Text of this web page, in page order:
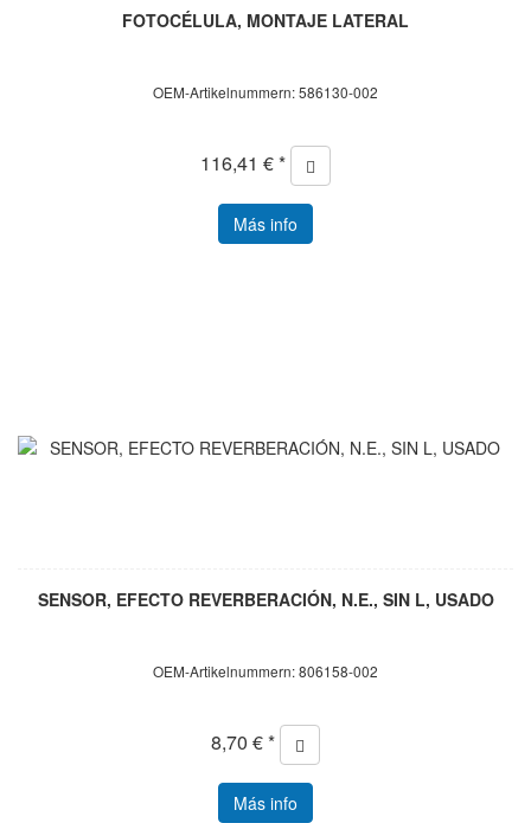
FOTOCÉLULA, MONTAJE LATERAL
OEM-Artikelnummern: 586130-002
116,41 € *
Más info
SENSOR, EFECTO REVERBERACIÓN, N.E., SIN L, USADO
OEM-Artikelnummern: 806158-002
8,70 € *
Más info